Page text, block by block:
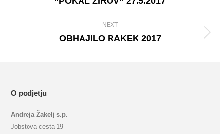
album:
NEXT
Next
OBHAJILO RAKEK 2017
O podjetju
Andreja Žakelj s.p.
Jobstova cesta 19